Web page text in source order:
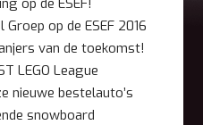
op de ESEF 2016
van de toekomst!
LEGO League
nieuwe bestelauto’s
snowboard